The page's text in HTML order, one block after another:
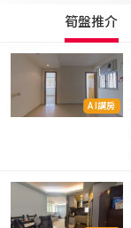
筍盤推介
AI講房